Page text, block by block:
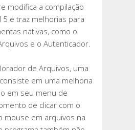
modifica a compilação
e traz melhorias para
nativas, como o
e o Autenticador.
de Arquivos, uma
em uma melhoria
em seu menu de
de clicar com o
mouse em arquivos na